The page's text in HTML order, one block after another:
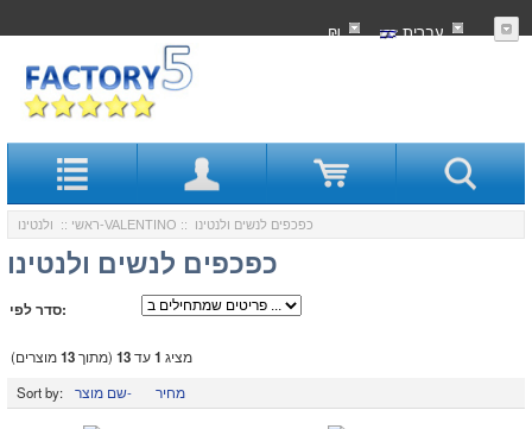
עִברִית ₪
ראשי :: ולנטינו-VALENTINO :: כפכפים לנשים ולנטינו
כפכפים לנשים ולנטינו
סדר לפי:
מציג 1עד13 (מתוך13מוצרים)
Sort by:
שם מוצר- מחיר